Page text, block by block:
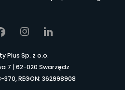
Plus Sp. z o.o.
7 | 62-020 Swarzędz
370, REGON: 362998908